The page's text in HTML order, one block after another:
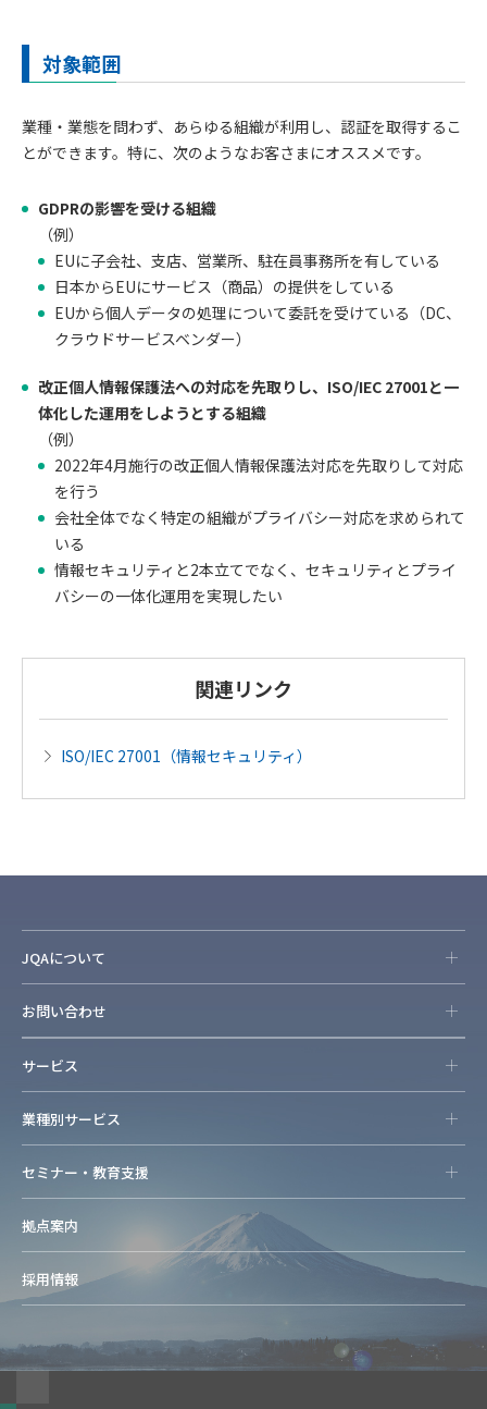
対象範囲
業種・業態を問わず、あらゆる組織が利用し、認証を取得するこ
とができます。特に、次のようなお客さまにオススメです。
GDPRの影響を受ける組織
（例）
EUに子会社、支店、営業所、駐在員事務所を有している
日本からEUにサービス（商品）の提供をしている
EUから個人データの処理について委託を受けている（DC、
クラウドサービスベンダー）
改正個人情報保護法への対応を先取りし、ISO/IEC 27001と一
体化した運用をしようとする組織
（例）
2022年4月施行の改正個人情報保護法対応を先取りして対応
を行う
会社全体でなく特定の組織がプライバシー対応を求められて
いる
情報セキュリティと2本立てでなく、セキュリティとプライ
バシーの一体化運用を実現したい
関連リンク
ISO/IEC 27001（情報セキュリティ）
JQAについて
お問い合わせ
サービス
業種別サービス
セミナー・教育支援
拠点案内
採用情報